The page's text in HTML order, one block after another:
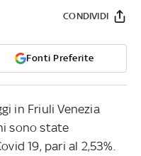
Fonti Preferite
CONDIVIDI
in Friuli Venezia
sono state
19, pari al 2,53%.